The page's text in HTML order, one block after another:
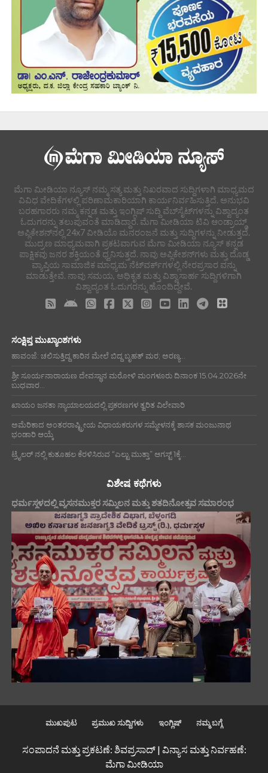
ಮೆಗಾ ಮೀಡಿಯಾ ನ್ಯೂಸ್ ನಮ್ಮ ಸತ್ಯ ಮತ್ತು ನಿಖರವಾದ ಸುದ್ದಿಗಳಾಗಿ ಮಾಧ್ಯಮದ
ವಿವಿಧ ವೇದಿಕೆಗಳಲ್ಲಿ ಪರಿಣಾಮಕಾರಿಯಾಗಿ ಕಾರ್ಯನಿರ್ವಹಿಸುತ್ತಿದೆ. ಅನುಭವಿ
ಬರಹಗಾರರು ನಮ್ಮ ಕನ್ನಡ ಮತ್ತು ಇಂಗ್ಲಿಷ್ ಸುದ್ದಿ ವೆಬ್‌ಸೈಟ್‌ಗಳನ್ನು ವಿಶ್ವಾದ್ಯಂತ
ಓದುಗರನ್ನು ತಲುಪುವಂತೆ ಮಾಡಿದ್ದಾರೆ. ಮೆಗಾ ಮೀಡಿಯಾ ಟಿವಿ ಆಂಡ್ರಾಯ್ಡ್
ಅಪ್ಲಿಕೇಶನ್‌ನಲ್ಲಿ 24x7 ವೀಡಿಯೊ ಮನರಂಜನೆ ಮತ್ತು ಸುದ್ದಿಗಳನ್ನು ನೀಡುತ್ತದೆ.
ಮುದ್ರಣ ಮಾಧ್ಯಮವಾಗಿ ಪ್ರಕಟವಾಗುವ ಮೆಗಾ ಮೀಡಿಯಾ ನ್ಯೂಸ್ ಕನ್ನಡ
ಪಾಕ್ಷಿಕವು ಜನರ ಶಕ್ತಿಯಂತೆ ಧ್ವನಿಸುತ್ತದೆ. ನಾವು ಅಪ್ಲಿಕೇಶನ್‌ಗಳು ಮತ್ತು ದೊಡ್ಡ
ವ್ಯಾಪ್ತಿಯ ಸಾಮಾಜಿಕ ಮಾಧ್ಯಮ ನೆಟ್‌ವರ್ಕ್‌ಗಳಲ್ಲಿ ನೇರಪ್ರಸಾರ ವನ್ನು
ಮಾಡುತ್ತೇವೆ. ನಾವು ಸಮಯ, ಅಧಿಕೃತ ಮತ್ತು ವಿಶ್ವಾಸಾರ್ಹ ಸುದ್ದಿಗಳಿಗಾಗಿ
ವಿಶ್ವಾದ್ಯಂತ ಓದುಗರನ್ನು ಹೊಂದಿದ್ದೇವೆ.
ಸಂಕ್ಷಿಪ್ತ ಮುಖ್ಯಾಂಶಗಳು
ಹಾವಂಜೆ: ಚಲಿಸುತ್ತಿದ್ದ ಕಾರಿನ ಮೇಲೆ ಬಿದ್ದ ಬೃಹತ್ ಮರ; ಅರಣ್ಯ...
ಶ್ರೀ ಸೂರ್ಯನಾರಾಯಣ ದೇವಸ್ಥಾನ ಮರೋಳಿ ಮಂಗಳೂರು ದಿನಾಂಕ 15.04.2026ನೇ
ಬುಧವಾರ...
ಖಾಯಂ ಜನತಾ ನ್ಯಾಯಾಲಯದಲ್ಲಿ ಪ್ರಕರಣಗಳ ತ್ವರಿತ ವಿಲೇವಾರಿ
ಅಮೆರಿಕಾದ ಅಂತರರಾಷ್ಟ್ರೀಯ ವಿಧಾಯಕರುಗಳ ಸಮ್ಮೇಳನಕ್ಕೆ ಶಾಸಕ ಮಂಜುನಾಥ
ಭಂಡಾರಿ ಆಯ್ಕೆ
ಟ್ರೈಲರ್ ನಲ್ಲಿ ಕುತೂಹಲ ಕೆರಳಿಸಿರುವ “ಎಲ್ಟು ಮುತ್ತಾ” ಆಗಸ್ಟ್ 1ಕ್ಕೆ...
ವಿಶೇಷ ಕಥೆಗಳು
ಧರ್ಮಸ್ಥಳದಲ್ಲಿ ವ್ಯಸನಮುಕ್ತರ ಸಮ್ಮಿಲನ ಮತ್ತು ಶತದಿನೋತ್ಸವ ಸಮಾರಂಭ
ಮುಖಪುಟ ಪ್ರಮುಖ ಸುದ್ದಿಗಳು ಇಂಗ್ಲಿಷ್ ನಮ್ಮ ಬಗ್ಗೆ
ಸಂಪಾದನೆ ಮತ್ತು ಪ್ರಕಟಣೆ: ಶಿವಪ್ರಸಾದ್ | ವಿನ್ಯಾಸ ಮತ್ತು ನಿರ್ವಹಣೆ:
ಮೆಗಾ ಮೀಡಿಯಾ